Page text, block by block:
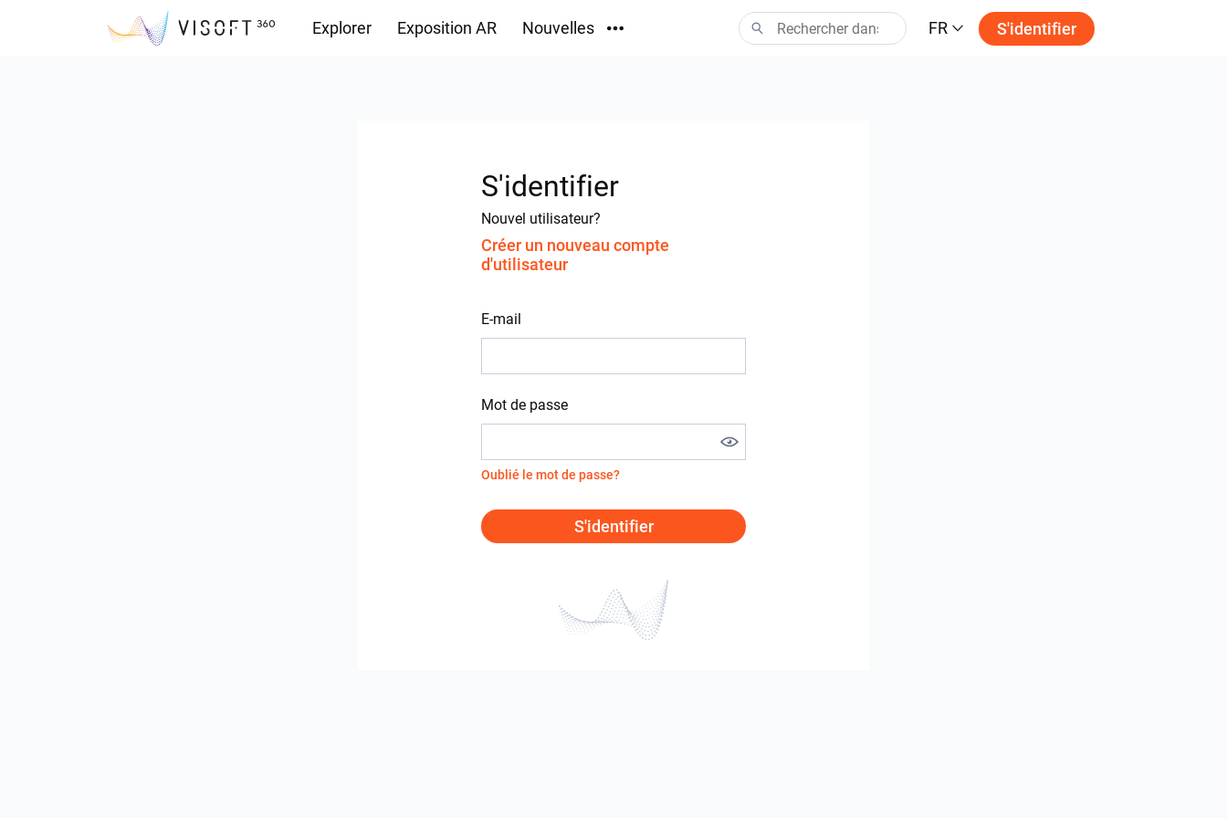
Explorer Exposition AR Nouvelles FR S'identifier
S'identifier
Nouvel utilisateur?
Créer un nouveau compte
d'utilisateur
E-mail
Mot de passe
Oublié le mot de passe?
S'identifier